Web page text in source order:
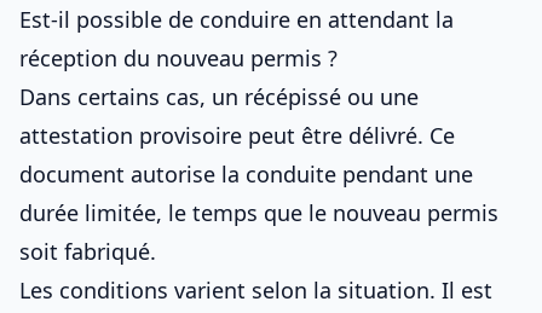
Est-il possible de conduire en attendant la
réception du nouveau permis ?
Dans certains cas, un récépissé ou une
attestation provisoire peut être délivré. Ce
document autorise la conduite pendant une
durée limitée, le temps que le nouveau permis
soit fabriqué.
Les conditions varient selon la situation. Il est